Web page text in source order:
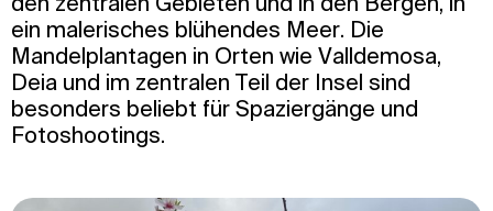
ein malerisches blühendes Meer. Die
Mandelplantagen in Orten wie Valldemosa,
Deia und im zentralen Teil der Insel sind
besonders beliebt für Spaziergänge und
Fotoshootings.